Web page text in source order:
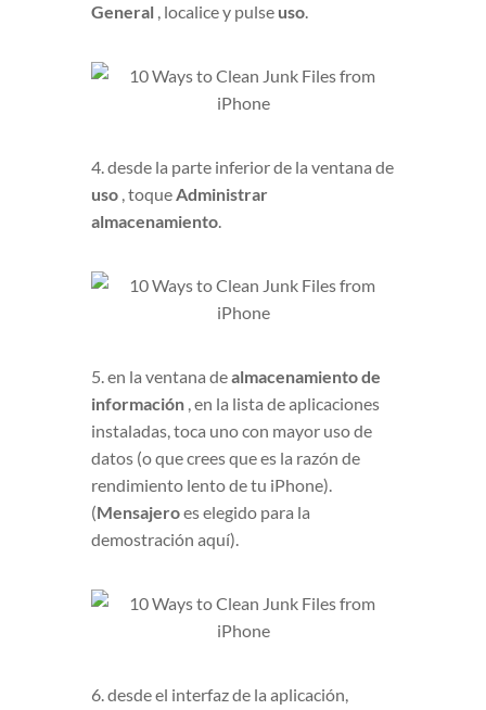
General , localice y pulse uso.
4. desde la parte inferior de la ventana de
uso , toqueAdministrar
almacenamiento.
5. en la ventana dealmacenamiento de
información , en la lista de aplicaciones
instaladas, toca uno con mayor uso de
datos (o que crees que es la razón de
rendimiento lento de tu iPhone).
(Mensajeroes elegido para la
demostración aquí).
6. desde el interfaz de la aplicación,